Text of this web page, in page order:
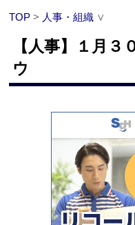
TOP > 人事・組織 ∨
【人事】１月
ウ